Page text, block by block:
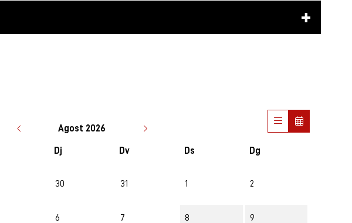
Agost 2026
Dj Dv Ds Dg
30 31 1 2
6 7 8 9